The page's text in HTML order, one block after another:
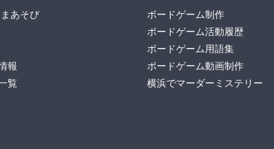
あそび
報
覧
ボードゲーム制作
ボードゲーム活動履歴
ボードゲーム用語集
ボードゲーム動画制作
横浜でマーダーミステリー